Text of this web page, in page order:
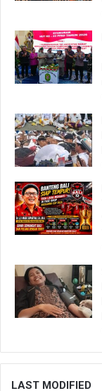
LAST MODIFIED